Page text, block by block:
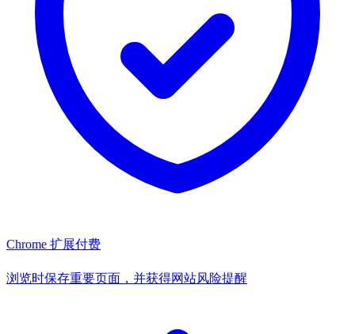
Chrome 扩展付费
浏览时保存重要页面，并获得网站风险提醒